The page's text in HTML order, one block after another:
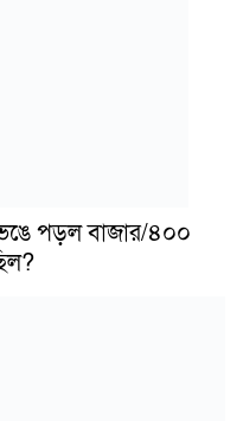
পড়ল বাজার/৪০০